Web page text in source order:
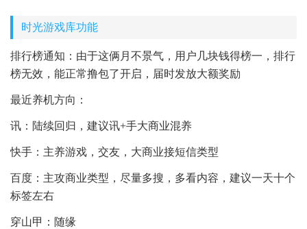
时光游戏库功能
排行榜通知：由于这俩月不景气，用户几块钱得榜一，排行
榜无效，能正常撸包了开启，届时发放大额奖励
最近养机方向：
讯：陆续回归，建议讯+手大商业混养
快手：主养游戏，交友，大商业接短信类型
百度：主攻商业类型，尽量多搜，多看内容，建议一天十个
标签左右
穿山甲：随缘